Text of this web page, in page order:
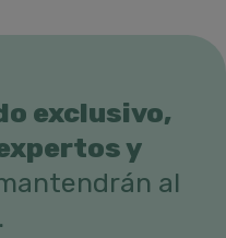
exclusivo,
y
al